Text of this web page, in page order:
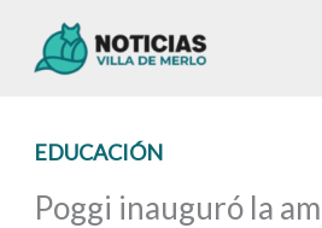
EDUCACIÓN
Poggi inauguró la